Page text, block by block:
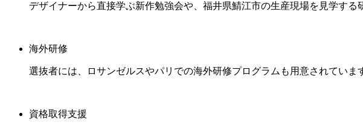
デザイナーから直接学ぶ新作勉強会や、福井県鯖江市の生産現場を見学する
海外研修
選抜者には、ロサンゼルスやパリでの海外研修プログラムも用意されていま
資格取得支援